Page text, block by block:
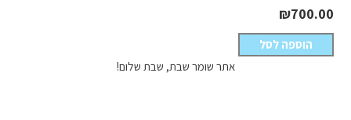
₪700.00
הוספה לסל
אתר שומר שבת, שבת שלום!